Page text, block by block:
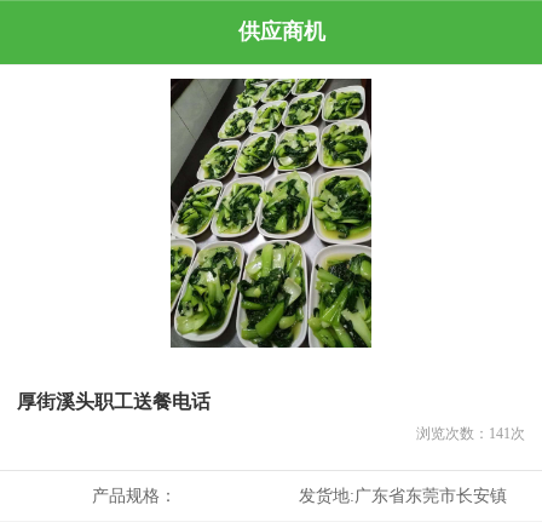
供应商机
厚街溪头职工送餐电话
浏览次数： 141 次
产品规格： 发货地:广东省东莞市长安镇